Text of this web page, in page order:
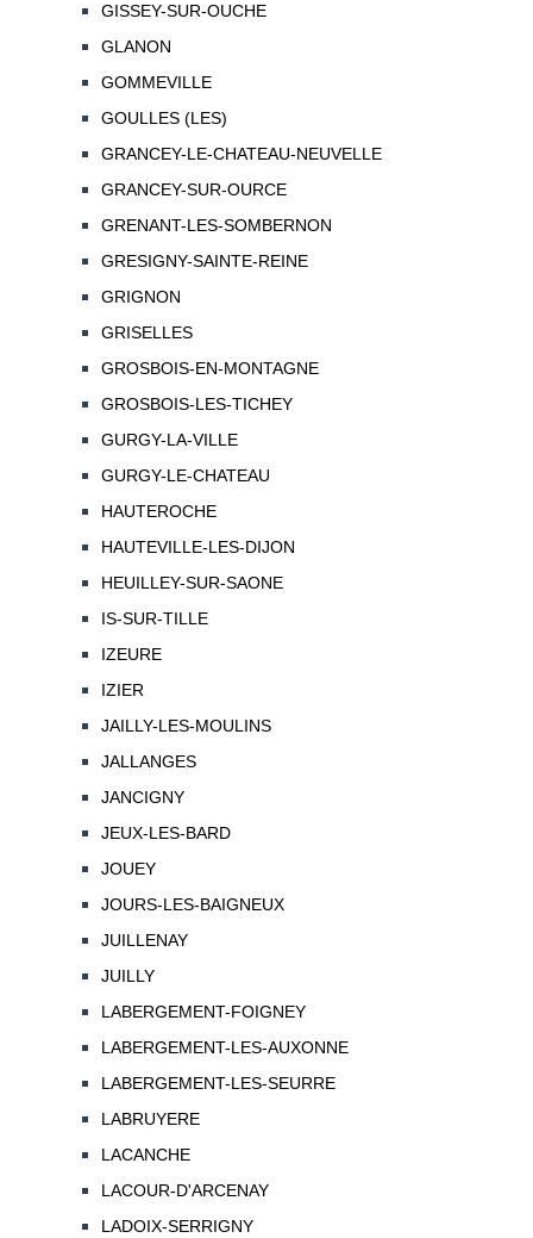
GISSEY-SUR-OUCHE
GLANON
GOMMEVILLE
GOULLES (LES)
GRANCEY-LE-CHATEAU-NEUVELLE
GRANCEY-SUR-OURCE
GRENANT-LES-SOMBERNON
GRESIGNY-SAINTE-REINE
GRIGNON
GRISELLES
GROSBOIS-EN-MONTAGNE
GROSBOIS-LES-TICHEY
GURGY-LA-VILLE
GURGY-LE-CHATEAU
HAUTEROCHE
HAUTEVILLE-LES-DIJON
HEUILLEY-SUR-SAONE
IS-SUR-TILLE
IZEURE
IZIER
JAILLY-LES-MOULINS
JALLANGES
JANCIGNY
JEUX-LES-BARD
JOUEY
JOURS-LES-BAIGNEUX
JUILLENAY
JUILLY
LABERGEMENT-FOIGNEY
LABERGEMENT-LES-AUXONNE
LABERGEMENT-LES-SEURRE
LABRUYERE
LACANCHE
LACOUR-D'ARCENAY
LADOIX-SERRIGNY